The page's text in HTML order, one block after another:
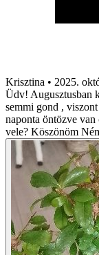
Krisztina • 2025.
Üdv! Augusztusban
semmi gond ,
naponta öntözve
vele? Köszönöm